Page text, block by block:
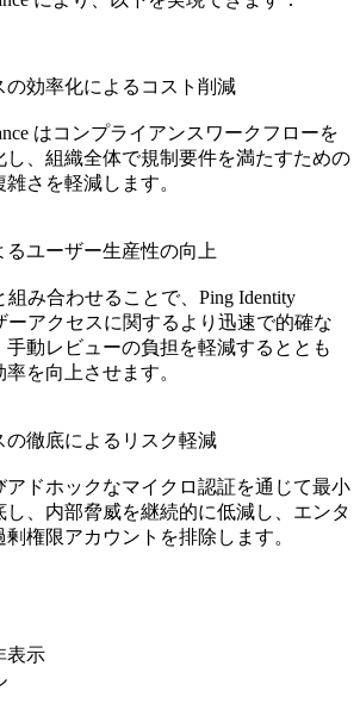
の効率化によるコスト削減
はコンプライアンスワークフローを
し、組織全体で規制要件を満たすための
さを軽減します。
るユーザー生産性の向上
み合わせることで、Ping Identity
ーアクセスに関するより迅速で的確な
動レビューの負担を軽減するととも
を向上させます。
の徹底によるリスク軽減
アドホックなマイクロ認証を通じて最小
、内部脅威を継続的に低減し、エンタ
権限アカウントを排除します。
表示